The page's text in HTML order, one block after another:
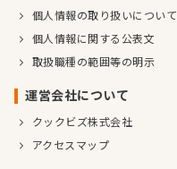
個人情報の取り扱いについて
個人情報に関する公表文
取扱職種の範囲等の明示
運営会社について
クックビズ株式会社
アクセスマップ